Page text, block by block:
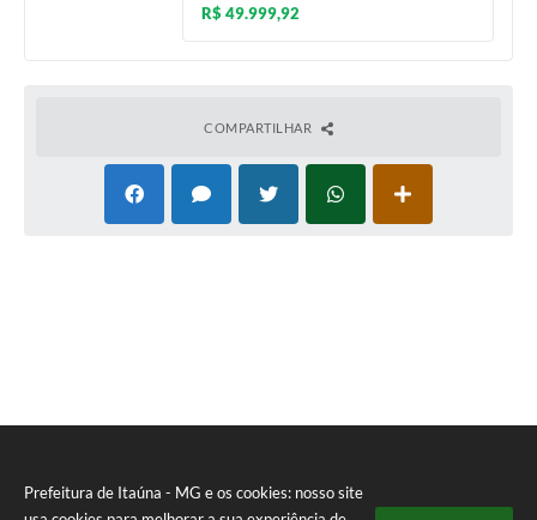
Prefeitura de Itaúna - MG e os cookies: nosso site
R$ 49.999,92
COMPARTILHAR